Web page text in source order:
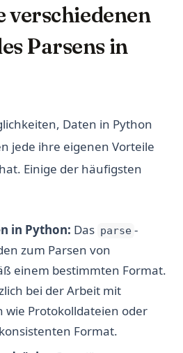
verschiedenen
Parsens in
Daten in Python
jede ihre eigenen Vorteile
Einige der häufigsten
in Python: Das parse -
zum Parsen von
einem bestimmten Format.
bei der Arbeit mit
Protokolldateien oder
Format.